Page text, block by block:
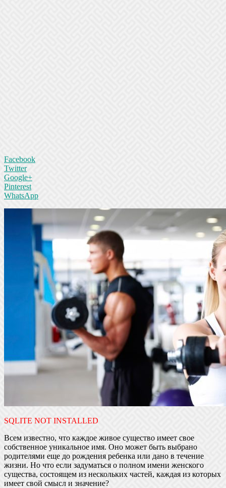
Facebook
Twitter
Google+
Pinterest
WhatsApp
SQLITE NOT INSTALLED
Всем известно, что каждое живое существо имеет свое
собственное уникальное имя. Оно может быть выбрано
родителями еще до рождения ребенка или дано в течение
жизни. Но что если задуматься о полном имени женского
существа, состоящем из нескольких частей, каждая из которых
имеет свой смысл и значение?